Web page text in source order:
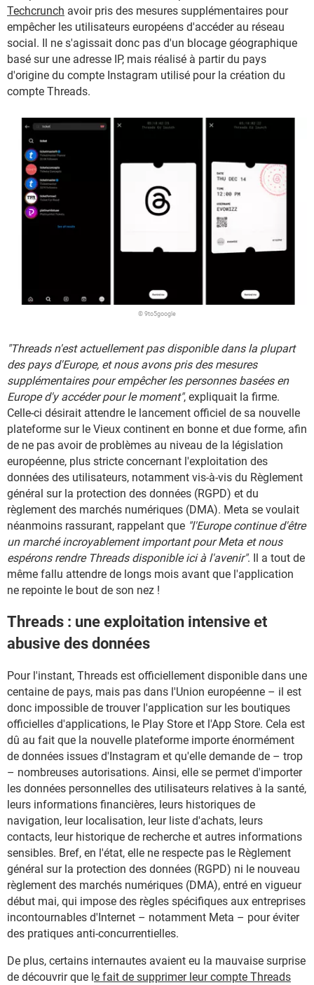
Techcrunch avoir pris des mesures supplémentaires pour
empêcher les utilisateurs européens d'accéder au réseau
social. Il ne s'agissait donc pas d'un blocage géographique
basé sur une adresse IP, mais réalisé à partir du pays
d'origine du compte Instagram utilisé pour la création du
compte Threads.
© 9to5google
"Threads n'est actuellement pas disponible dans la plupart
des pays d'Europe, et nous avons pris des mesures
supplémentaires pour empêcher les personnes basées en
Europe d'y accéder pour le moment", expliquait la firme.
Celle-ci désirait attendre le lancement officiel de sa nouvelle
plateforme sur le Vieux continent en bonne et due forme, afin
de ne pas avoir de problèmes au niveau de la législation
européenne, plus stricte concernant l'exploitation des
données des utilisateurs, notamment vis-à-vis du Règlement
général sur la protection des données (RGPD) et du
règlement des marchés numériques (DMA). Meta se voulait
néanmoins rassurant, rappelant que "l'Europe continue d'être
un marché incroyablement important pour Meta et nous
espérons rendre Threads disponible ici à l'avenir". Il a tout de
même fallu attendre de longs mois avant que l'application
ne repointe le bout de son nez !
Threads : une exploitation intensive et
abusive des données
Pour l'instant, Threads est officiellement disponible dans une
centaine de pays, mais pas dans l'Union européenne – il est
donc impossible de trouver l'application sur les boutiques
officielles d'applications, le Play Store et l'App Store. Cela est
dû au fait que la nouvelle plateforme importe énormément
de données issues d'Instagram et qu'elle demande de – trop
– nombreuses autorisations. Ainsi, elle se permet d'importer
les données personnelles des utilisateurs relatives à la santé,
leurs informations financières, leurs historiques de
navigation, leur localisation, leur liste d'achats, leurs
contacts, leur historique de recherche et autres informations
sensibles. Bref, en l'état, elle ne respecte pas le Règlement
général sur la protection des données (RGPD) ni le nouveau
règlement des marchés numériques (DMA), entré en vigueur
début mai, qui impose des règles spécifiques aux entreprises
incontournables d'Internet – notamment Meta – pour éviter
des pratiques anti-concurrentielles.
De plus, certains internautes avaient eu la mauvaise surprise
de découvrir que le fait de supprimer leur compte Threads